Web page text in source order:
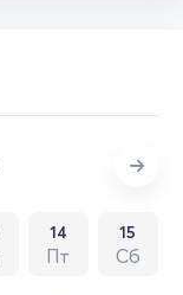
14
Пт
15
Сб